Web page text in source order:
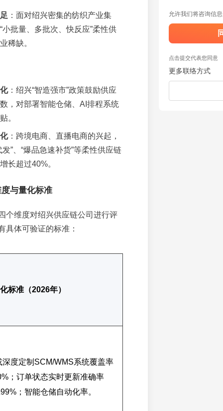
：面对绍兴密集的纺织产业集
小批量、多批次、快反应”柔性供
稀缺。
：绍兴“智造强市”政策鼓励供应
，对部署智能仓储、AI排程系统
。
：跨境电商、直播电商的兴起，
”、“爆品急速补货”等柔性供应链
长超过40%。
与量化标准
个维度对绍兴供应链公司进行评
具体可验证的标准：
标准（2026年）
深度定制SCM/WMS系统覆盖率
；订单状态实时更新准确率
；智能仓储自动化率。
允许我们将咨询信
点击提交代表您同意
更多联络方式